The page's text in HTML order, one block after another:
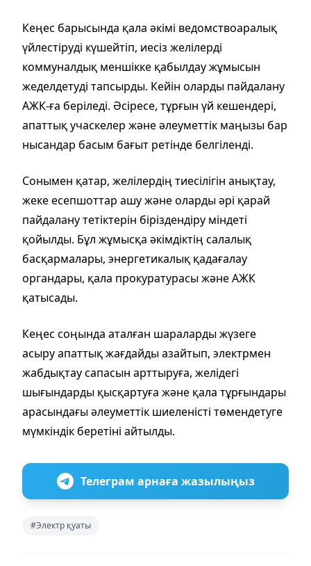
Кеңес барысында қала әкімі ведомствоаралық
үйлестіруді күшейтіп, иесіз желілерді
коммуналдық меншікке қабылдау жұмысын
жеделдетуді тапсырды. Кейін оларды пайдалану
АЖК-ға беріледі. Әсіресе, тұрғын үй кешендері,
апаттық учаскелер және әлеуметтік маңызы бар
нысандар басым бағыт ретінде белгіленді.
Сонымен қатар, желілердің тиесілігін анықтау,
жеке есепшоттар ашу және оларды әрі қарай
пайдалану тетіктерін біріздендіру міндеті
қойылды. Бұл жұмысқа әкімдіктің салалық
басқармалары, энергетикалық қадағалау
органдары, қала прокуратурасы және АЖК
қатысады.
Кеңес соңында аталған шараларды жүзеге
асыру апаттық жағдайды азайтып, электрмен
жабдықтау сапасын арттыруға, желідегі
шығындарды қысқартуға және қала тұрғындары
арасындағы әлеуметтік шиеленісті төмендетуге
мүмкіндік беретіні айтылды.
Телеграм арнаға жазылыңыз
#Электр қуаты